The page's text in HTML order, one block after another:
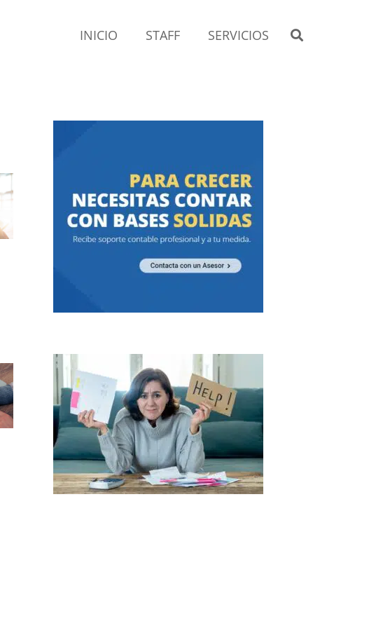
INICIO STAFF SERVICIOS